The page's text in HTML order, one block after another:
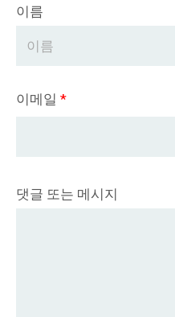
이름
이메일 *
댓글 또는 메시지